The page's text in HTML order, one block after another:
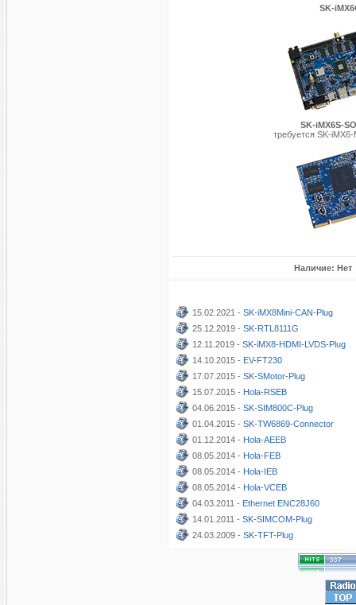
SK-
SK-iMX6S-
требуется SK-
Наличие: Нет
15.02.2021 - SK-iMX8Mini-CAN-Plug
25.12.2019 - SK-RTL8111G
12.11.2019 - SK-iMX8-HDMI-LVDS-Plug
14.10.2015 - EV-FT230
17.07.2015 - SK-SMotor-Plug
15.07.2015 - Hola-RSEB
04.06.2015 - SK-SIM800C-Plug
01.04.2015 - SK-TW6869-Connector
01.12.2014 - Hola-AEEB
08.05.2014 - Hola-FEB
08.05.2014 - Hola-IEB
08.05.2014 - Hola-VCEB
04.03.2011 - Ethernet ENC28J60
14.01.2011 - SK-SIMCOM-Plug
24.03.2009 - SK-TFT-Plug